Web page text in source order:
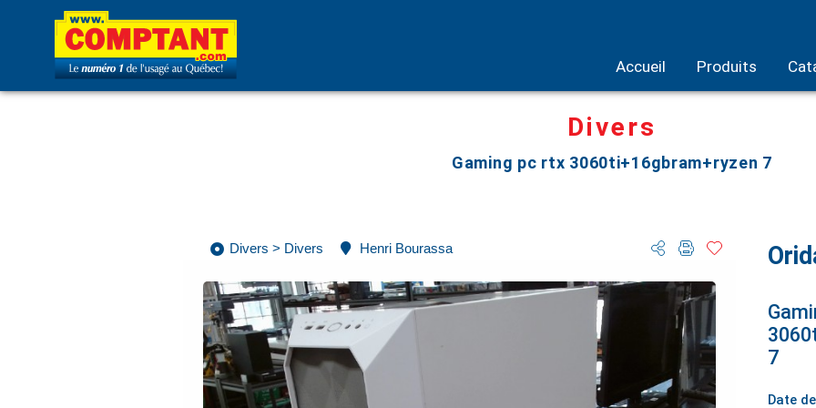
Accueil Produits
Divers
Gaming pc rtx 3060ti+16gbram+ryzen 7
Divers > Divers Henri Bourassa
7
Date